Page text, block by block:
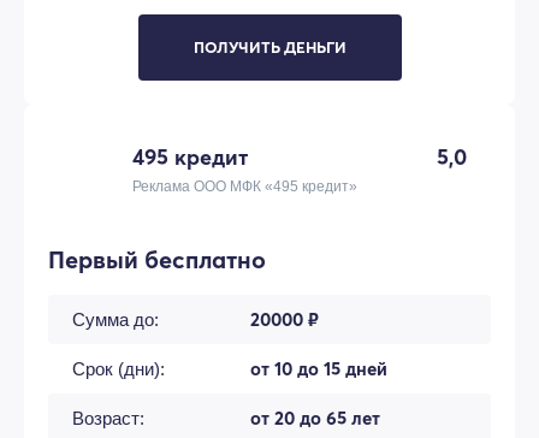
ПОЛУЧИТЬ ДЕНЬГИ
495 кредит 5,0
Реклама ООО МФК «495 кредит»
Первый бесплатно
Сумма до: 20000 ₽
Срок (дни): от 10 до 15 дней
Возраст: от 20 до 65 лет